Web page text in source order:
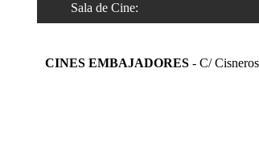
Sala de Cine:
CINES EMBAJADORES - C/